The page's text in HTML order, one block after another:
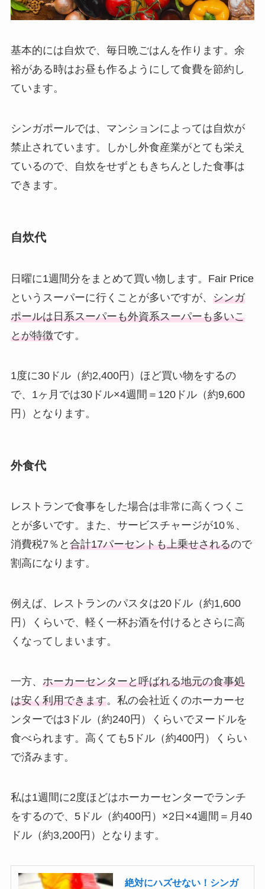
基本的には自炊で、毎日晩ごはんを作ります。余
裕がある時はお昼も作るようにして食費を節約し
ています。
シンガポールでは、マンションによっては自炊が
禁止されています。しかし外食産業がとても栄え
ているので、自炊をせずともきちんとした食事は
できます。
自炊代
日曜に1週間分をまとめて買い物します。Fair Price
というスーパーに行くことが多いですが、 シンガ
ポールは日系スーパーも外資系スーパーも多いこ
とが特徴です。
1度に30ドル（約2,400円）ほど買い物をするの
で、1ヶ月では30ドル×4週間＝120ドル（約9,600
円）となります。
外食代
レストランで食事をした場合は非常に高くつくこ
とが多いです。また、サービスチャージが10％、
消費税7％と 合計17パーセントも上乗せされるので
割高になります。
例えば、レストランのパスタは20ドル（約1,600
円）くらいで、軽く一杯お酒を付けるとさらに高
くなってしまいます。
一方、 ホーカーセンターと呼ばれる地元の食事処
は安く利用できます。私の会社近くのホーカーセ
ンターでは3ドル（約240円）くらいでヌードルを
食べられます。高くても5ドル（約400円）くらい
で済みます。
私は1週間に2度ほどはホーカーセンターでランチ
をするので、5ドル（約400円）×2日×4週間＝月40
ドル（約3,200円）となります。
絶対にハズせない！シンガ